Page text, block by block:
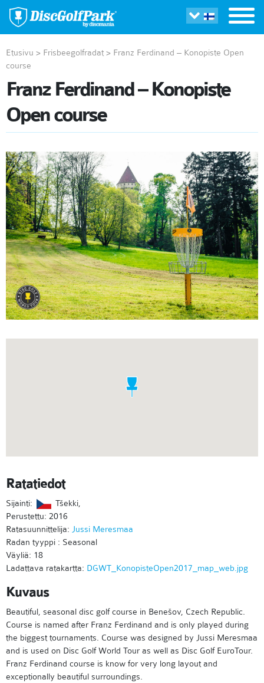
Etusivu > Frisbeegolfradat > Franz Ferdinand – Konopiste Open
course
Franz Ferdinand – Konopiste
Open course
Ratatiedot
Sijainti:
Tšekki,
Perustettu: 2016
Ratasuunnittelija: Jussi Meresmaa
Radan tyyppi : Seasonal
Väyliä: 18
Ladattava ratakartta: DGWT_KonopisteOpen2017_map_web.jpg
Kuvaus
Beautiful, seasonal disc golf course in Benešov, Czech Republic.
Course is named after Franz Ferdinand and is only played during
the biggest tournaments. Course was designed by Jussi Meresmaa
and is used on Disc Golf World Tour as well as Disc Golf EuroTour.
Franz Ferdinand course is know for very long layout and
exceptionally beautiful surroundings.